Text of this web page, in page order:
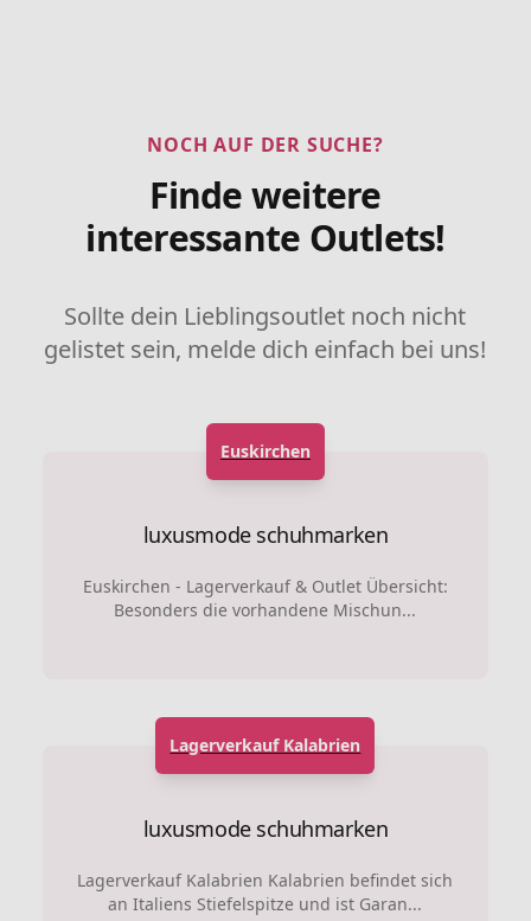
NOCH AUF DER SUCHE?
Finde weitere
interessante Outlets!
Sollte dein Lieblingsoutlet noch nicht
gelistet sein, melde dich einfach bei uns!
Euskirchen
luxusmode schuhmarken
Euskirchen - Lagerverkauf & Outlet Übersicht:
Besonders die vorhandene Mischun...
Lagerverkauf Kalabrien
luxusmode schuhmarken
Lagerverkauf Kalabrien Kalabrien befindet sich
an Italiens Stiefelspitze und ist Garan...